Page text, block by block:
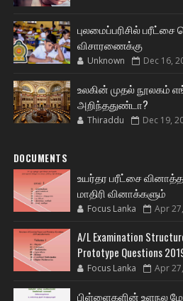
புலமைப்பரிசில்
விசாரணைக்கு
Unknown Dec 16,
உலகின் முதல் நூலகம்
அறிந்ததுண்டா?
Thiraddu Dec 19,
DOCUMENTS
உயர்தர பரீட்சை
மாதிரி வினாக்களும்
Focus Lanka Apr
A/L Examination
Prototype Questions
Focus Lanka Apr
பிள்ளைகளின் உளநல